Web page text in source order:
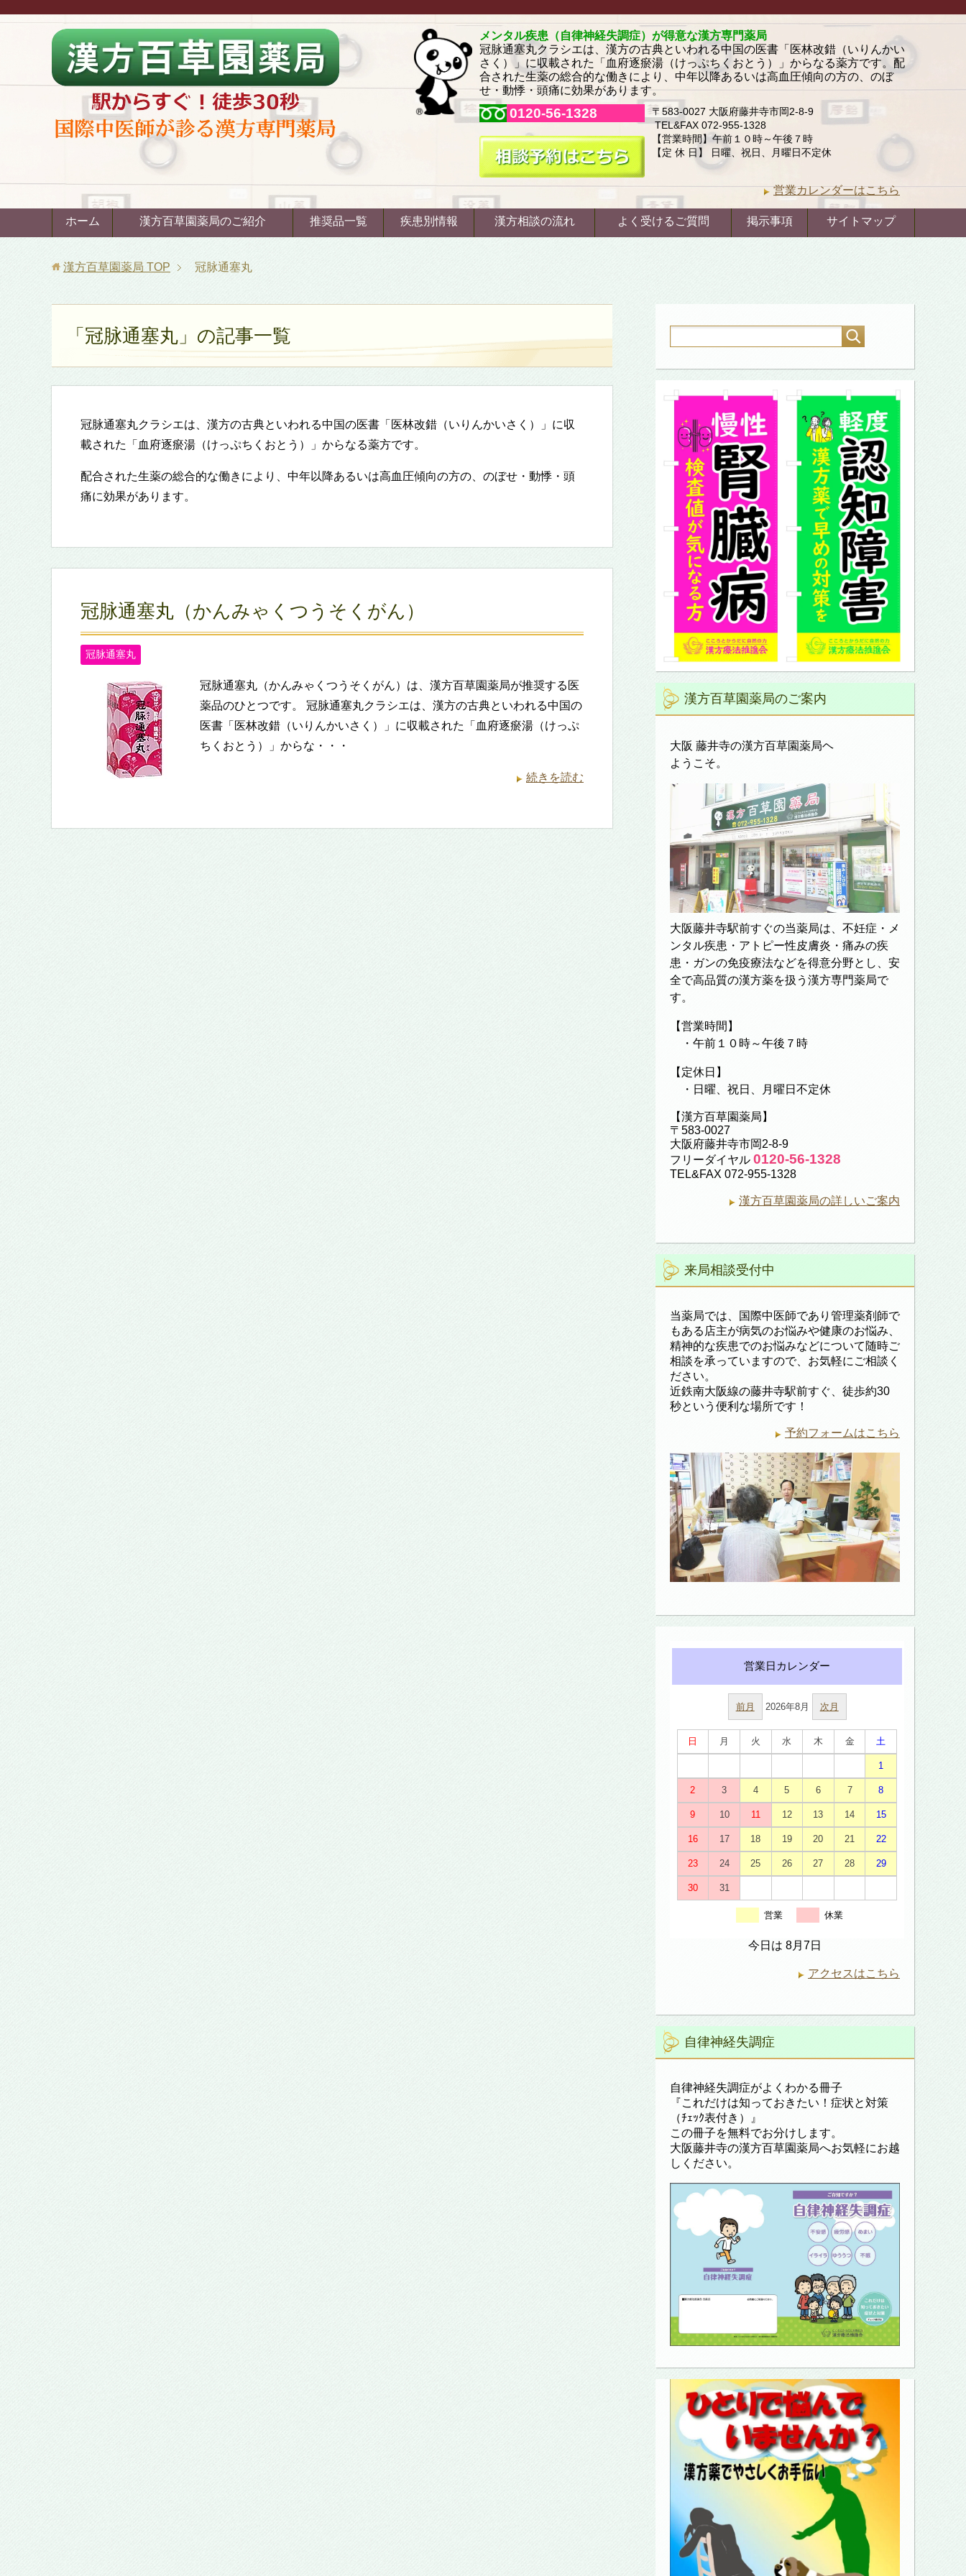
メンタル疾患（自律神経失調症）が得意な漢方専門薬局
冠脉通塞丸クラシエは、漢方の古典といわれる中国の医書「医林改錯（いりんかい
さく）」に収載された「血府逐瘀湯（けっぷちくおとう）」からなる薬方です。配
合された生薬の総合的な働きにより、中年以降あるいは高血圧傾向の方の、のぼ
せ・動悸・頭痛に効果があります。
0120-56-1328
〒583-0027 大阪府藤井寺市岡2-8-9
TEL&FAX 072-955-1328
【営業時間】午前１０時～午後７時
【定 休 日】 日曜、祝日、月曜日不定休
営業カレンダーはこちら
ホーム 漢方百草園薬局のご紹介 推奨品一覧 疾患別情報 漢方相談の流れ よく受けるご質問 掲示事項 サイトマップ
漢方百草園薬局 TOP 冠脉通塞丸
「冠脉通塞丸」の記事一覧
冠脉通塞丸クラシエは、漢方の古典といわれる中国の医書「医林改錯（いりんかいさく）」に収
載された「血府逐瘀湯（けっぷちくおとう）」からなる薬方です。
配合された生薬の総合的な働きにより、中年以降あるいは高血圧傾向の方の、のぼせ・動悸・頭
痛に効果があります。
冠脉通塞丸（かんみゃくつうそくがん）
冠脉通塞丸
冠脉通塞丸（かんみゃくつうそくがん）は、漢方百草園薬局が推奨する医
薬品のひとつです。 冠脉通塞丸クラシエは、漢方の古典といわれる中国の
医書「医林改錯（いりんかいさく）」に収載された「血府逐瘀湯（けっぷ
ちくおとう）」からな・・・
続きを読む
漢方百草園薬局のご案内
大阪 藤井寺の漢方百草園薬局ヘ
ようこそ。
大阪藤井寺駅前すぐの当薬局は、不妊症・メ
ンタル疾患・アトピー性皮膚炎・痛みの疾
患・ガンの免疫療法などを得意分野とし、安
全で高品質の漢方薬を扱う漢方専門薬局で
す。
【営業時間】
・午前１０時～午後７時
【定休日】
・日曜、祝日、月曜日不定休
【漢方百草園薬局】
〒583-0027
大阪府藤井寺市岡2-8-9
フリーダイヤル 0120-56-1328
TEL&FAX 072-955-1328
漢方百草園薬局の詳しいご案内
来局相談受付中
当薬局では、国際中医師であり管理薬剤師で
もある店主が病気のお悩みや健康のお悩み、
精神的な疾患でのお悩みなどについて随時ご
相談を承っていますので、お気軽にご相談く
ださい。
近鉄南大阪線の藤井寺駅前すぐ、徒歩約30
秒という便利な場所です！
予約フォームはこちら
前月 2026年8月 次月
日 月 火 水 木 金 土
1
2 3 4 5 6 7 8
9 10 11 12 13 14 15
16 17 18 19 20 21 22
23 24 25 26 27 28 29
30 31
営業 休業
今日は 8月7日
アクセスはこちら
自律神経失調症
自律神経失調症がよくわかる冊子
『これだけは知っておきたい！症状と対策
（ﾁｪｯｸ表付き）』
この冊子を無料でお分けします。
大阪藤井寺の漢方百草園薬局へお気軽にお越
しください。